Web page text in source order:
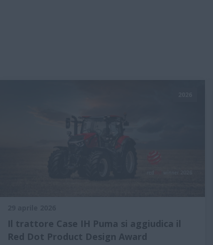
Il trattore Case IH Puma si aggiudica il
Red Dot Product Design Award